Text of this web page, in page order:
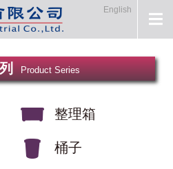
English
Product Series
整理箱
桶子